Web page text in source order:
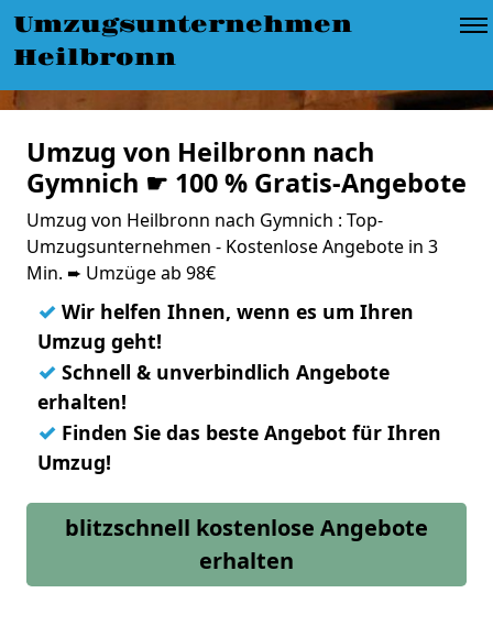
Umzugsunternehmen
Heilbronn
Umzug von Heilbronn nach
Gymnich ☛ 100 % Gratis-Angebote
Umzug von Heilbronn nach Gymnich : Top-
Umzugsunternehmen - Kostenlose Angebote in 3
Min. ➨ Umzüge ab 98€
✓ Wir helfen Ihnen, wenn es um Ihren
Umzug geht!
✓ Schnell & unverbindlich Angebote
erhalten!
✓ Finden Sie das beste Angebot für Ihren
Umzug!
blitzschnell kostenlose Angebote
erhalten